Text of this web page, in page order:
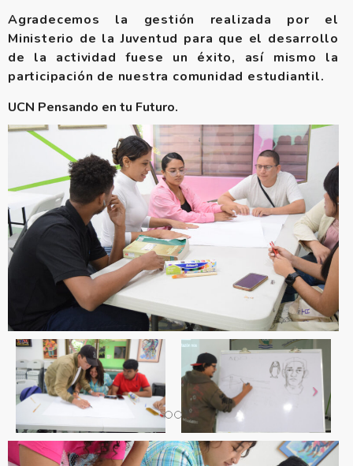
Agradecemos la gestión realizada por el
Ministerio de la Juventud para que el desarrollo
de la actividad fuese un éxito, así mismo la
participación de nuestra comunidad estudiantil.
UCN Pensando en tu Futuro.